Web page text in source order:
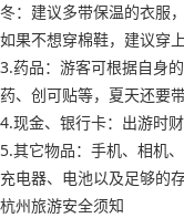
冬：建议多带保温的衣服
如果不想穿棉鞋，建议穿上
3.药品：游客可根据自身
药、创可贴等，夏天还要
4.现金、银行卡：出游时
5.其它物品：手机、相机
充电器、电池以及足够的存
杭州旅游安全须知